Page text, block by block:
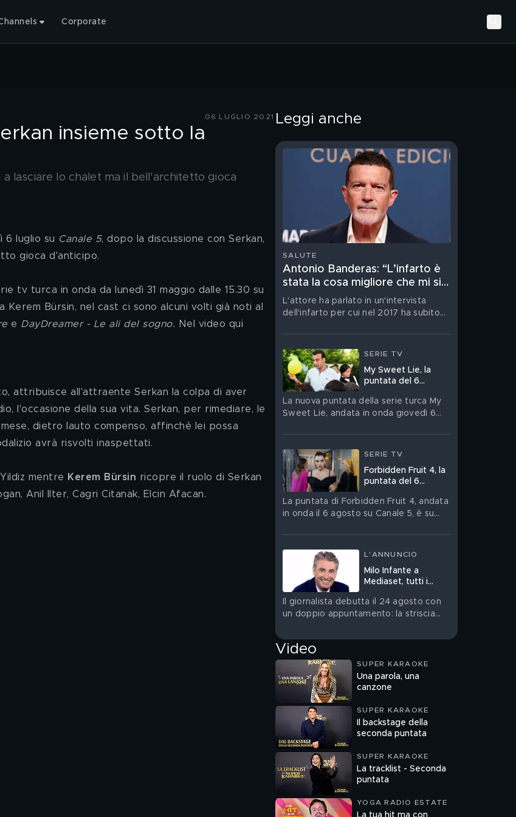
Corporate
06 LUGLIO 2021
insieme sotto la
lasciare lo chalet ma il bell'architetto gioca
6 luglio su Canale 5, dopo la discussione con Serkan,
gioca d'anticipo.
tv turca in onda da lunedì 31 maggio dalle 15.30 su
Bürsin, nel cast ci sono alcuni volti già noti al
e DayDreamer - Le ali del sogno.
Nel video qui
l'occasione della sua vita. Serkan, per rimediare, le
dietro lauto compenso, affinché lei possa
avrà risvolti inaspettati.
mentre Kerem Bürsin ricopre il ruolo di Serkan
Anil Ilter, Cagri Citanak, Elcin Afacan.
Leggi anche
SALUTE
Antonio Banderas: “L’infarto è
stata la cosa migliore che mi sia
mai capitata nella vita”
L'attore ha parlato in un'intervista
dell'infarto per cui nel 2017 ha subito
SERIE TV
My Sweet Lie, la
puntata del 6
La nuova puntata della serie turca My
Sweet Lie, andata in onda giovedì 6
SERIE TV
Forbidden Fruit 4, la
puntata del 6
La puntata di Forbidden Fruit 4, andata
in onda il 6 agosto su Canale 5, è su
L'ANNUNCIO
Milo Infante a
Mediaset, tutti i
Il giornalista debutta il 24 agosto con
un doppio appuntamento: la striscia
– Il Diario su Canale 5
Video
SUPER KARAOKE
Una parola, una
canzone
SUPER KARAOKE
Il backstage della
seconda puntata
SUPER KARAOKE
La tracklist - Seconda
puntata
YOGA RADIO ESTATE
La tua hit ma con